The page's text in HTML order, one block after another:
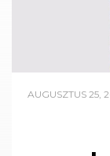
AUGUSZTUS 25,